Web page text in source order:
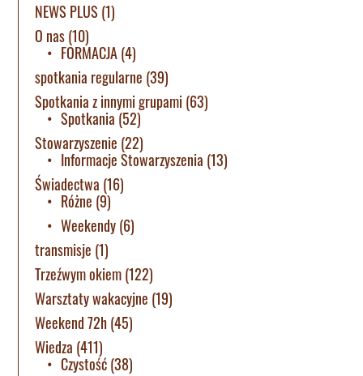
NEWS PLUS (1)
O nas(10)
FORMACJA(4)
spotkania regularne (39)
Spotkania z innymi grupami (63)
Spotkania (52)
Stowarzyszenie (22)
Informacje Stowarzyszenia (13)
Świadectwa (16)
Różne (9)
Weekendy(6)
transmisje (1)
Trzeźwym okiem(122)
Warsztaty wakacyjne (19)
Weekend 72h(45)
Wiedza (411)
Czystość(38)